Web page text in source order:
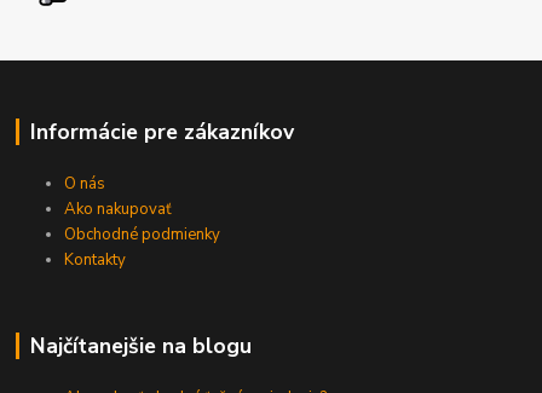
Informácie pre zákazníkov
O nás
Ako nakupovať
Obchodné podmienky
Kontakty
Najčítanejšie na blogu